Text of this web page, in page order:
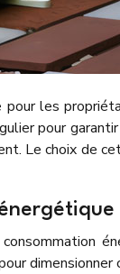
les
pour
Le choix de